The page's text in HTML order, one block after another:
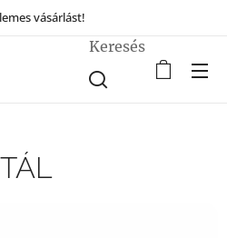
vásárlást!
Keresés